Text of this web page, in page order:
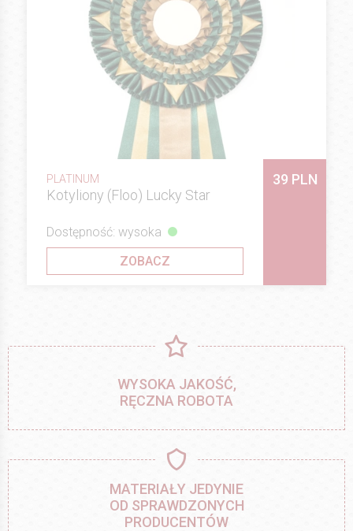
PLATINUM
Kotyliony (Floo) Lucky Star
39 PLN
Dostępność: wysoka
ZOBACZ
WYSOKA JAKOŚĆ,
RĘCZNA ROBOTA
MATERIAŁY JEDYNIE
OD SPRAWDZONYCH
PRODUCENTÓW